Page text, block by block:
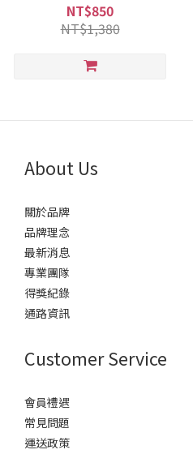
NT$850
NT$1,380
About Us
關於品牌
品牌理念
最新消息
專業團隊
得獎紀錄
通路資訊
Customer Service
會員禮遇
常見問題
運送政策